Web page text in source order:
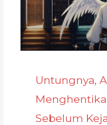
Untungnya,
Sebelum